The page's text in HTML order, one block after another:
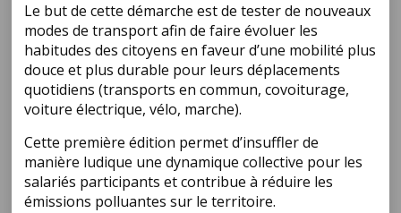
Le but de cette démarche est de tester de nouveaux
modes de transport afin de faire évoluer les
habitudes des citoyens en faveur d’une mobilité plus
douce et plus durable pour leurs déplacements
quotidiens (transports en commun, covoiturage,
voiture électrique, vélo, marche).
Cette première édition permet d’insuffler de
manière ludique une dynamique collective pour les
salariés participants et contribue à réduire les
émissions polluantes sur le territoire.